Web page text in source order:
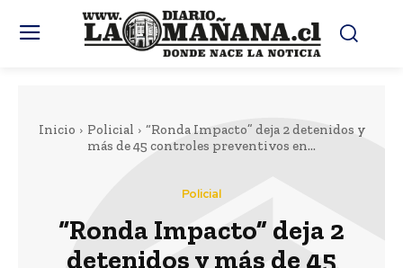
Inicio Policial
“Ronda Impacto” deja 2 detenidos y
más de 45 controles preventivos en...
Policial
“Ronda Impacto” deja 2
detenidos y más de 45